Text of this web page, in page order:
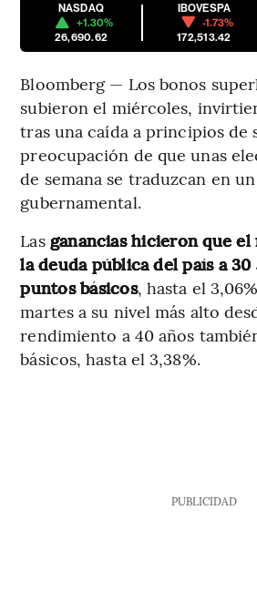
NASDAQ
+1.30%
26,690.62
IBOVESPA
-1.73%
172,513.42
Bloomberg — Los bonos
subieron el miércoles,
tras una caída a principios de
preocupación de que unas
de semana se traduzcan en
gubernamental.
Las ganancias hicieron que
la deuda pública del país a 30
puntos básicos, hasta el
martes a su nivel más alto
rendimiento a 40 años
básicos, hasta el 3,38%.
PUBLICIDAD